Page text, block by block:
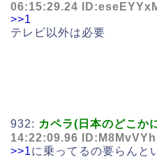
06:15:29.24
>>1
テレビ以外は必要
932: カペラ(日本のどこか
14:22:09.96
>>1に乗ってるの要らんと